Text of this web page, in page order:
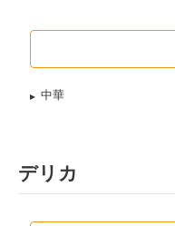
中華
デリカ